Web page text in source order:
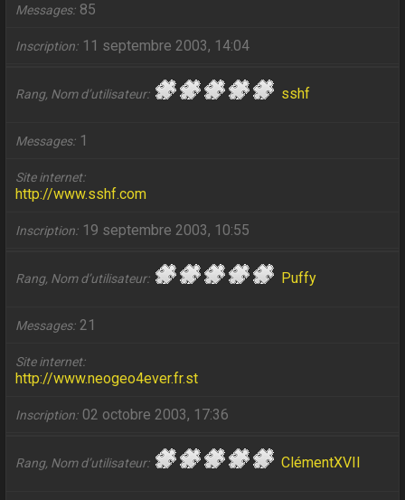
Messages 85
Inscription 11 septembre 2003, 14:04
Rang, Nom d’utilisateur sshf
Messages 1
Site internet
http://www.sshf.com
Inscription 19 septembre 2003, 10:55
Rang, Nom d’utilisateur Puffy
Messages 21
Site internet
http://www.neogeo4ever.fr.st
Inscription 02 octobre 2003, 17:36
Rang, Nom d’utilisateur ClémentXVII